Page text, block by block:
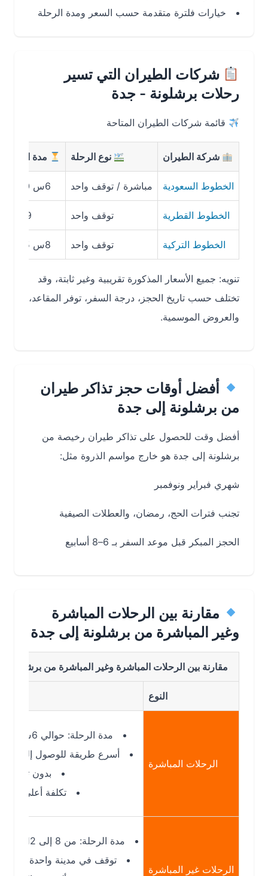
خيارات فلترة متقدمة حسب السعر ومدة الرحلة
شركات الطيران التي تسير
رحلات برشلونة - جدة
قائمة شركات الطيران المتاحة
شركة الطيران نوع الرحلة مدة الرحلة
الخطوط السعودية مباشرة / توقف واحد 6س 30د
الخطوط القطرية توقف واحد
الخطوط التركية توقف واحد 8س 45د
تنويه: جميع الأسعار المذكورة تقريبية وغير ثابتة، وقد
تختلف حسب تاريخ الحجز، درجة السفر، توفر المقاعد،
والعروض الموسمية.
أفضل أوقات حجز تذاكر طيران
من برشلونة إلى جدة
أفضل وقت للحصول على تذاكر طيران رخيصة من
برشلونة إلى جدة هو خارج مواسم الذروة مثل:
شهري فبراير ونوفمبر
تجنب فترات الحج، رمضان، والعطلات الصيفية
الحجز المبكر قبل موعد السفر بـ 6–8 أسابيع
مقارنة بين الرحلات المباشرة
وغير المباشرة من برشلونة إلى جدة
مقارنة بين الرحلات المباشرة وغير المباشرة من برشلونة الى جدة
الرحلات المباشرة
مدة الرحلة: حوالي 6س 30د
أسرع طريقة للوصول إلى جدة
بدون توقفات
تكلفة أعلى نسبيًا
الرحلات غير المباشرة
مدة الرحلة: من 8 إلى 12 ساعة
توقف في مدينة واحدة أو أكثر